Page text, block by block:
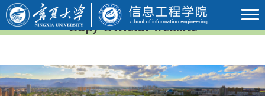
2026年国际足联世界杯(23rd FIFA World
Cup)-Official website